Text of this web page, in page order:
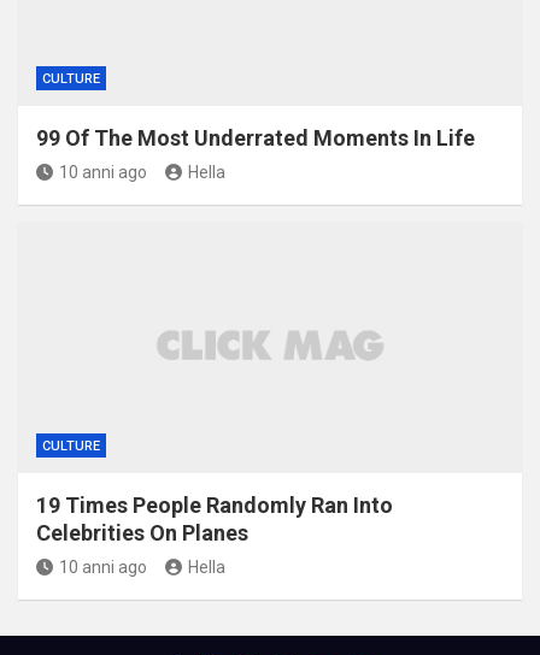
CULTURE
99 Of The Most Underrated Moments In Life
10 anni ago Hella
CULTURE
19 Times People Randomly Ran Into
Celebrities On Planes
10 anni ago Hella